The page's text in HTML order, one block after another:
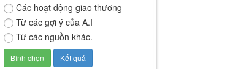
Các hoạt động giao thương
Từ các gợi ý của A.I
Từ các nguồn khác.